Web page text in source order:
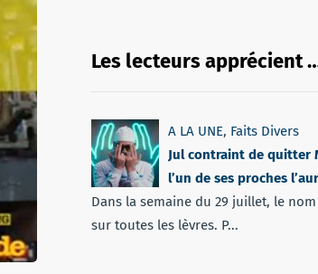
Les lecteurs apprécient
A LA UNE, Faits Divers
Jul contraint de quitter
l’un de ses proches
Dans la semaine du 29 juillet, le
sur toutes les lèvres. P...